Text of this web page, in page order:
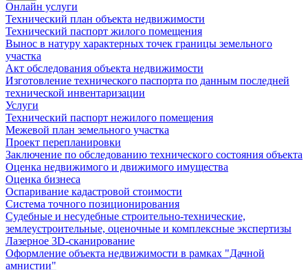
Онлайн услуги
Технический план объекта недвижимости
Технический паспорт жилого помещения
Вынос в натуру характерных точек границы земельного
участка
Акт обследования объекта недвижимости
Изготовление технического паспорта по данным последней
технической инвентаризации
Услуги
Технический паспорт нежилого помещения
Межевой план земельного участка
Проект перепланировки
Заключение по обследованию технического состояния объекта
Оценка недвижимого и движимого имущества
Оценка бизнеса
Оспаривание кадастровой стоимости
Система точного позиционирования
Судебные и несудебные строительно-технические,
землеустроительные, оценочные и комплексные экспертизы
Лазерное 3D-сканирование
Оформление объекта недвижимости в рамках "Дачной
амнистии"